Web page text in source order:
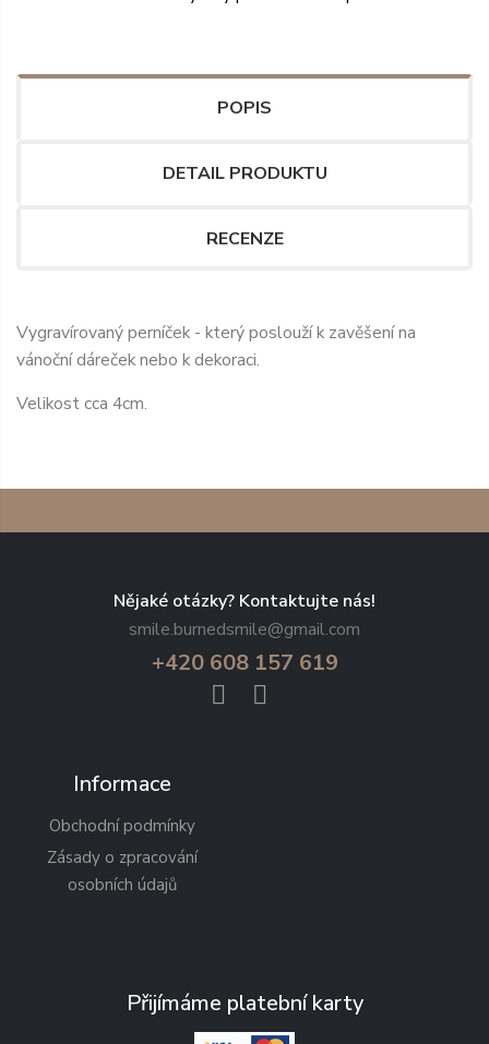
POPIS
DETAIL PRODUKTU
RECENZE
Vygravírovaný perníček - který poslouží k zavěšení na
vánoční dáreček nebo k dekoraci.
Velikost cca 4cm.
Nějaké otázky? Kontaktujte nás!
smile.burnedsmile@gmail.com
+420 608 157 619
Informace
Obchodní podmínky
Zásady o zpracování
osobních údajů
Přijímáme platební karty